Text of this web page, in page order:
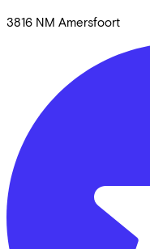
3816 NM Amersfoort